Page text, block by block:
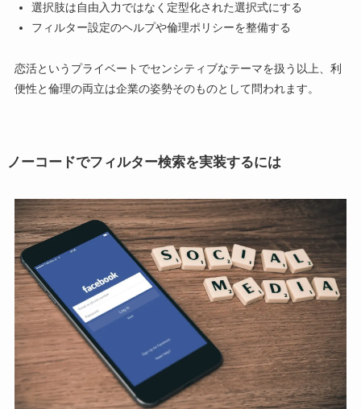
選択肢は自由入力ではなく定型化された選択式にする
フィルター設定のヘルプや倫理ポリシーを整備する
恋活というプライベートでセンシティブなテーマを扱う以上、利
便性と倫理の両立は企業の姿勢そのものとして問われます。
ノーコードでフィルター検索を実装するには